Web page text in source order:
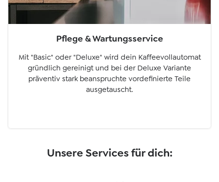
Pflege & Wartungsservice
Mit "Basic" oder "Deluxe" wird dein Kaffeevollautomat
gründlich gereinigt und bei der Deluxe Variante
präventiv stark beanspruchte vordefinierte Teile
ausgetauscht.
Unsere Services für dich: